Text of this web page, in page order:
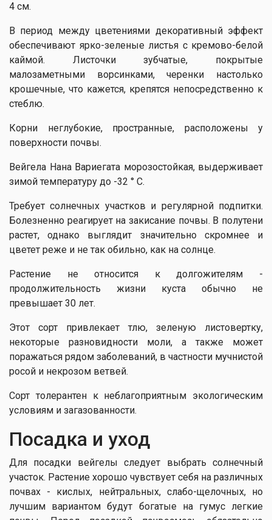
4 см.
В период между цветениями декоративный эффект
обеспечивают ярко-зеленые листья с кремово-белой
каймой. Листочки зубчатые, покрытые
малозаметными ворсинками, черенки настолько
крошечные, что кажется, крепятся непосредственно к
стеблю.
Корни неглубокие, пространные, расположены у
поверхности почвы.
Вейгела Нана Вариегата морозостойкая, выдерживает
зимой температуру до -32 ° С.
Требует солнечных участков и регулярной подпитки.
Болезненно реагирует на закисание почвы. В полутени
растет, однако выглядит значительно скромнее и
цветет реже и не так обильно, как на солнце.
Растение не относится к долгожителям -
продолжительность жизни куста обычно не
превышает 30 лет.
Этот сорт привлекает тлю, зеленую листовертку,
некоторые разновидности моли, а также может
поражаться рядом заболеваний, в частности мучнистой
росой и некрозом ветвей.
Сорт толерантен к неблагоприятным экологическим
условиям и загазованности.
Посадка и уход
Для посадки вейгелы следует выбрать солнечный
участок. Растение хорошо чувствует себя на различных
почвах - кислых, нейтральных, слабо-щелочных, но
лучшим вариантом будут богатые на гумус легкие